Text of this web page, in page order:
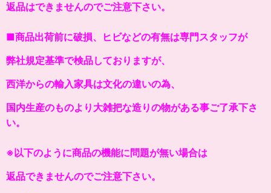
返品はできませんのでご注意下さい。
■商品出荷前に破損、ヒビなどの有無は専門スタッフが
弊社規定基準で検品しておりますが、
西洋からの輸入家具は文化の違いの為、
国内生産のものより大雑把な造りの物がある事ご了承下さ
い。
※以下のように商品の機能に問題が無い場合は
返品できませんのでご注意下さい。